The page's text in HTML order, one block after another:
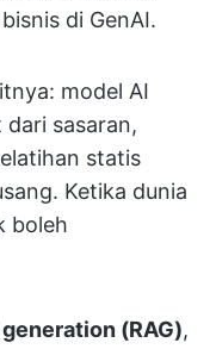
di GenAI.
model AI
sasaran,
statis
Ketika dunia
boleh
(RAG),